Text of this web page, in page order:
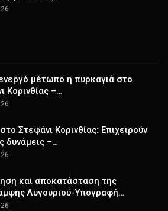
μέτωπο η πυρκαγιά στο
Κορινθίας –…
Στεφάνι Κορινθίας: Επιχειρούν
δυνάμεις –…
και αποκατάσταση της
Λυγουριού-Υπογραφή…